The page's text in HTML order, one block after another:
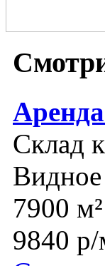
Склад
Видное
7900 м²
9840 р/